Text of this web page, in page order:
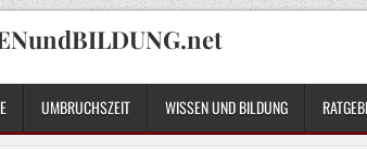
UMBRUCHSZEIT WISSEN UND BILDUNG